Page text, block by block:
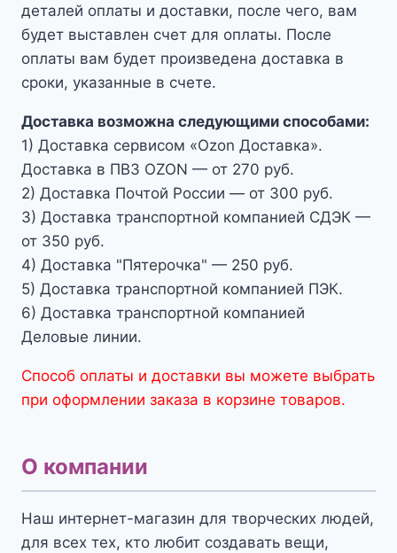
деталей оплаты и доставки, после чего, вам
будет выставлен счет для оплаты. После
оплаты вам будет произведена доставка в
сроки, указанные в счете.
Доставка возможна следующими способами:
1) Доставка сервисом «Ozon Доставка».
Доставка в ПВЗ OZON — от 270 руб.
2) Доставка Почтой России — от 300 руб.
3) Доставка транспортной компанией СДЭК —
от 350 руб.
4) Доставка "Пятерочка" — 250 руб.
5) Доставка транспортной компанией ПЭК.
6) Доставка транспортной компанией
Деловые линии.
Способ оплаты и доставки вы можете выбрать
при оформлении заказа в корзине товаров.
О компании
Наш интернет-магазин для творческих людей,
для всех тех, кто любит создавать вещи,